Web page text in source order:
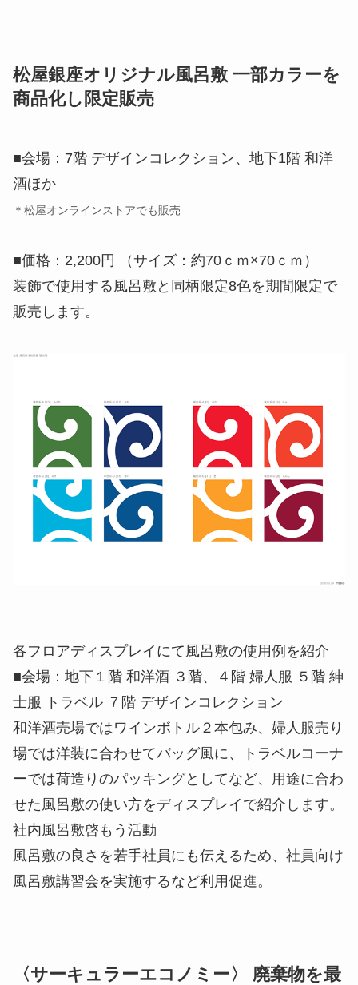
松屋銀座オリジナル風呂敷 一部カラーを
商品化し限定販売
■会場：7階 デザインコレクション、地下1階 和洋
酒ほか
＊松屋オンラインストアでも販売
■価格：2,200円 （サイズ：約70ｃｍ×70ｃｍ）
装飾で使用する風呂敷と同柄限定8色を期間限定で
販売します。
各フロアディスプレイにて風呂敷の使用例を紹介
■会場：地下１階 和洋酒 ３階、４階 婦人服 ５階 紳
士服 トラベル ７階 デザインコレクション
和洋酒売場ではワインボトル２本包み、婦人服売り
場では洋装に合わせてバッグ風に、トラベルコーナ
ーでは荷造りのパッキングとしてなど、用途に合わ
せた風呂敷の使い方をディスプレイで紹介します。
社内風呂敷啓もう活動
風呂敷の良さを若手社員にも伝えるため、社員向け
風呂敷講習会を実施するなど利用促進。
〈サーキュラーエコノミー〉 廃棄物を最